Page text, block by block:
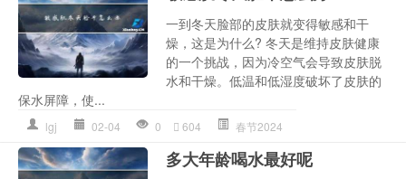
一到冬天脸部的皮肤就变得敏感和干
燥，这是为什么? 冬天是维持皮肤健康
的一个挑战，因为冷空气会导致皮肤脱
水和干燥。低温和低湿度破坏了皮肤的
保水屏障，使...
lgj 02-04 0 604 春节2024
多大年龄喝水最好呢